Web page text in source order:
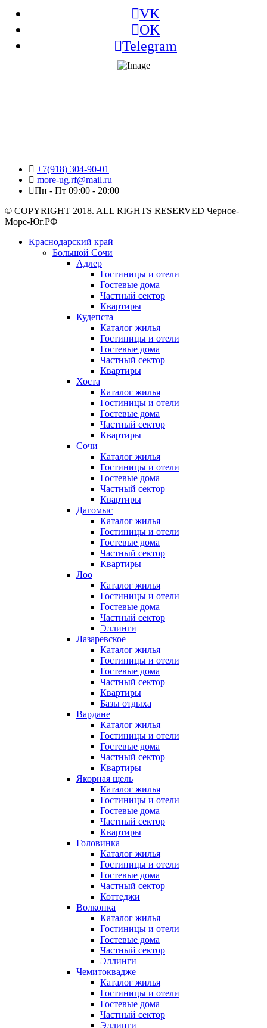
VK
OK
Telegram
+7(918) 304-90-01
more-ug.rf@mail.ru
Пн - Пт 09:00 - 20:00
© COPYRIGHT 2018. ALL RIGHTS RESERVED Черное-
Море-Юг.РФ
Краснодарский край
Большой Сочи
Адлер
Гостиницы и отели
Гостевые дома
Частный сектор
Квартиры
Кудепста
Каталог жилья
Гостиницы и отели
Гостевые дома
Частный сектор
Квартиры
Хоста
Каталог жилья
Гостиницы и отели
Гостевые дома
Частный сектор
Квартиры
Сочи
Каталог жилья
Гостиницы и отели
Гостевые дома
Частный сектор
Квартиры
Дагомыс
Каталог жилья
Гостиницы и отели
Гостевые дома
Частный сектор
Квартиры
Лоо
Каталог жилья
Гостиницы и отели
Гостевые дома
Частный сектор
Эллинги
Лазаревское
Каталог жилья
Гостиницы и отели
Гостевые дома
Частный сектор
Квартиры
Базы отдыха
Вардане
Каталог жилья
Гостиницы и отели
Гостевые дома
Частный сектор
Квартиры
Якорная щель
Каталог жилья
Гостиницы и отели
Гостевые дома
Частный сектор
Квартиры
Головинка
Каталог жилья
Гостиницы и отели
Гостевые дома
Частный сектор
Коттеджи
Волконка
Каталог жилья
Гостиницы и отели
Гостевые дома
Частный сектор
Эллинги
Чемитоквадже
Каталог жилья
Гостиницы и отели
Гостевые дома
Частный сектор
Эллинги